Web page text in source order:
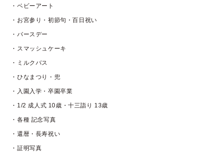
・ベビーアート
・お宮参り・初節句・百日祝い
・バースデー
・スマッシュケーキ
・ミルクバス
・ひなまつり・兜
・入園入学・卒園卒業
・1/2 成人式 10歳・十三詣り 13歳
・各種 記念写真
・還暦・長寿祝い
・証明写真